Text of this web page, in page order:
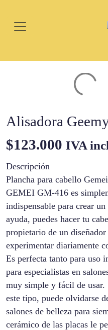
Alisadora
$123.000 IVA
Descripción
Plancha para cabello
GEMEI GM-416 es
indispensable para crear
ayuda, puedes hacer tu
propietario de un
experimentar diariamente
Es perfecta tanto para uso
para especialistas en
muy simple y fácil de usar.
este tipo, puede olvidarse
salones de belleza para
cerámico de las placas le